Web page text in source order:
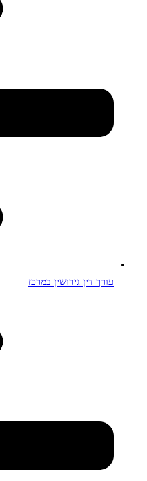
עורך דין גירושין במרכז